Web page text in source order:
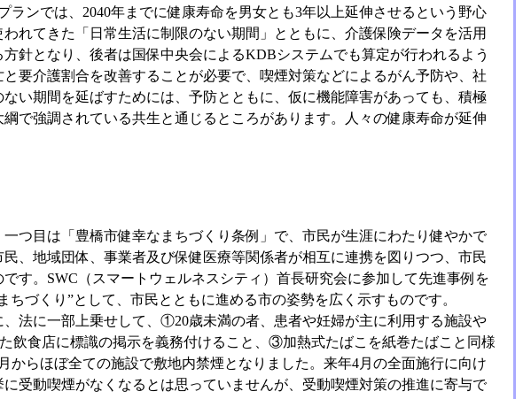
ンでは、2040年までに健康寿命を男女とも3年以上延伸させるという野心
れてきた「日常生活に制限のない期間」とともに、介護保険データを活用
針となり、後者は国保中央会によるKDBシステムでも算定が行われるよう
要介護割合を改善することが必要で、喫煙対策などによるがん予防や、社
い期間を延ばすためには、予防とともに、仮に機能障害があっても、積極
で強調されている共生と通じるところがあります。人々の健康寿命が延伸
つ目は「豊橋市健幸なまちづくり条例」で、市民が生涯にわたり健やかで
、地域団体、事業者及び保健医療等関係者が相互に連携を図りつつ、市民
す。SWC（スマートウェルネスシティ）首長研究会に参加して先進事例を
づくり”として、市民とともに進める市の姿勢を広く示すものです。
法に一部上乗せして、①20歳未満の者、患者や妊婦が主に利用する施設や
飲食店に標識の掲示を義務付けること、③加熱式たばこを紙巻たばこと同様
らほぼ全ての施設で敷地内禁煙となりました。来年4月の全面施行に向け
受動喫煙がなくなるとは思っていませんが、受動喫煙対策の推進に寄与で